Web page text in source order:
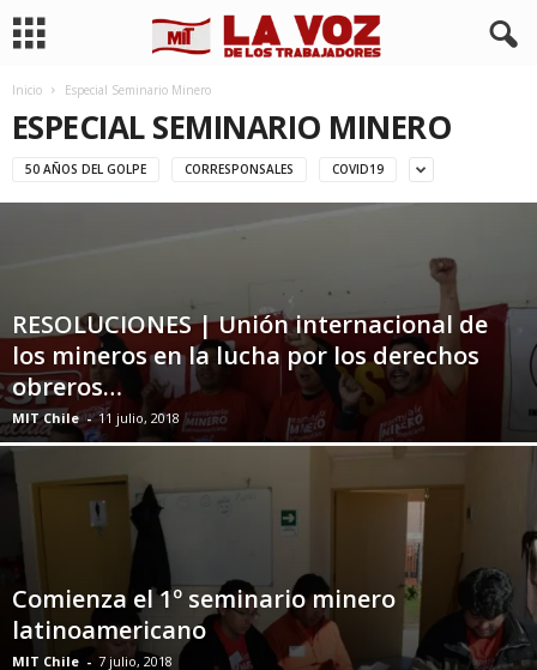
Inicio Especial Seminario Minero
ESPECIAL SEMINARIO MINERO
50 AÑOS DEL GOLPE CORRESPONSALES COVID19
RESOLUCIONES | Unión internacional de
los mineros en la lucha por los derechos
obreros…
MIT Chile - 11 julio, 2018
Comienza el 1º seminario minero
latinoamericano
MIT Chile - 7 julio, 2018